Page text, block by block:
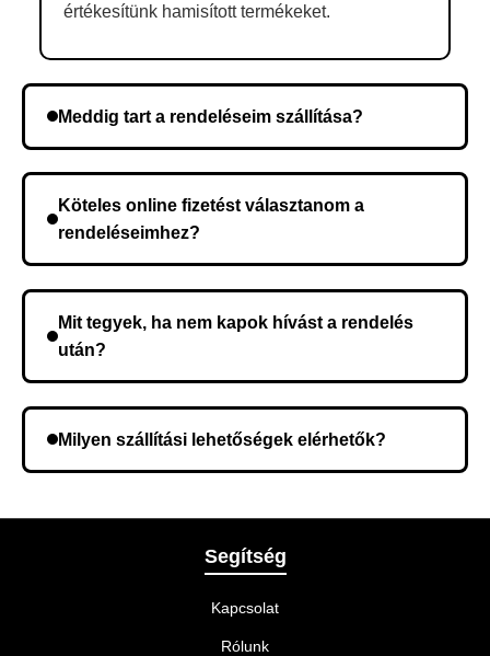
értékesítünk hamisított termékeket.
Meddig tart a rendeléseim szállítása?
kerül, és ez az időtartam függ a szállítási címtől.
Köteles online fizetést választanom a
rendeléseimhez?
Mit tegyek, ha nem kapok hívást a rendelés
után?
meg a rendelést.
Milyen szállítási lehetőségek elérhetők?
legmegfelelőbb szállítási módot.
Segítség
Kapcsolat
Rólunk